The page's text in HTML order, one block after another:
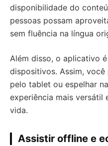
disponibilidade do
pessoas possam
sem fluência na língua
Além disso, o aplicativo
dispositivos. Assim,
pelo tablet ou espelhar
experiência mais versátil
vida.
Assistir offline e